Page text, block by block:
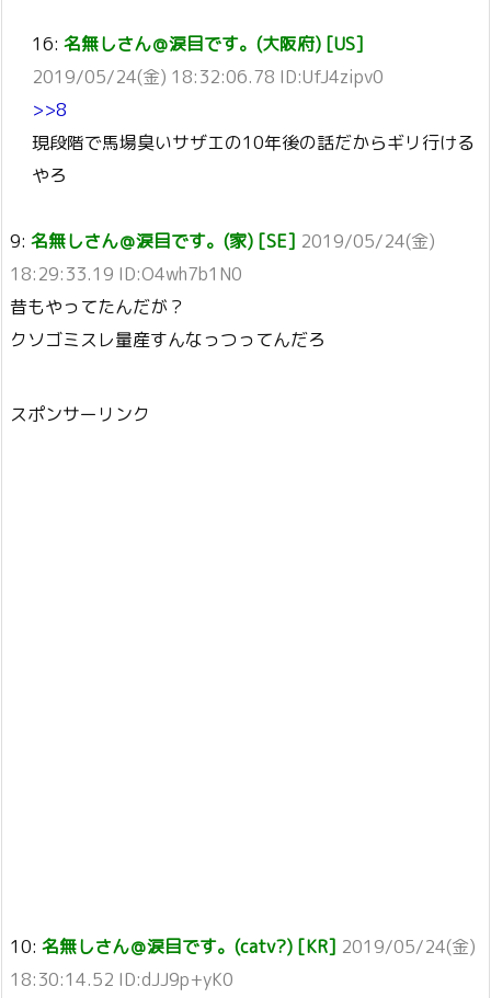
16: 名無しさん＠涙目です。(大阪府) [US]
2019/05/24(金) 18:32:06.78 ID:UfJ4zipv0
>>8
現段階で馬場臭いサザエの10年後の話だからギリ行ける
やろ
9: 名無しさん＠涙目です。(家) [SE] 2019/05/24(金)
18:29:33.19 ID:O4wh7b1N0
昔もやってたんだが？
クソゴミスレ量産すんなっつってんだろ
スポンサーリンク
10: 名無しさん＠涙目です。(catv?) [KR] 2019/05/24(金)
18:30:14.52 ID:dJJ9p+yK0